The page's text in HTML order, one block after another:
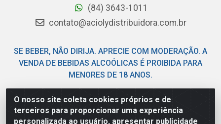
O nosso site coleta cookies próprios e de
terceiros para proporcionar uma experiência
personalizada ao usuário, apresentar publicidade
(84) 3643-1011
contato@aciolydistribuidora.com.br
SE BEBER, NÃO DIRIJA. APRECIE COM MODERAÇÃO. A
VENDA DE BEBIDAS ALCOÓLICAS É PROIBIDA PARA
MENORES DE 18 ANOS.
Acioly Distribuidora - Av Piloto Pereira Tim - Parque de
Exposições - Parnamirim/RN - CEP 59146-480 - CNPJ